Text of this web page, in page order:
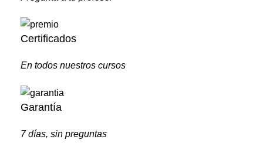
Certificados
En todos nuestros cursos
Garantía
7 días, sin preguntas